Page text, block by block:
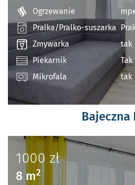
Bajeczna
Ogrzewanie
Pralka/Pralko-suszarka
Zmywarka
tak
Piekarnik
Tak
Mikrofala
tak
1000zł
8 m2